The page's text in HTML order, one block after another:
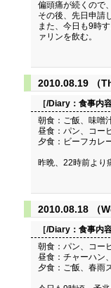
偏頭痛が続くので
その後、先日申請
また、今日も9時
ァリンを飲む。
2010.08.19 （
［/Diary： 食事内
朝食：ご飯、味噌
昼食：パン、コー
夕食：ビーフカレ
昨晩、22時前より
2010.08.18 （
［/Diary： 食事内
朝食：パン、コー
昼食：チャーハン
夕食：ご飯、春雨